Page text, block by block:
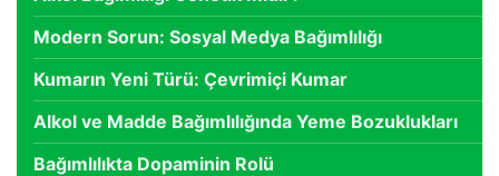
Modern Sorun: Sosyal Medya Bağımlılığı
Kumarın Yeni Türü: Çevrimiçi Kumar
Alkol ve Madde Bağımlılığında Yeme Bozuklukları
Bağımlılıkta Dopaminin Rolü